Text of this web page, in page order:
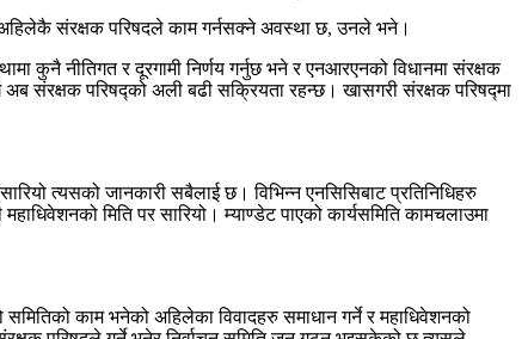
संरक्षक परिषदले काम गर्नसक्ने अवस्था छ, उनले भने।
कुनै नीतिगत र दूरगामी निर्णय गर्नुछ भने र एनआरएनको विधानमा संरक्षक
संरक्षक परिषद्को अली बढी सक्रियता रहन्छ। खासगरी संरक्षक परिषद्मा
त्यसको जानकारी सबैलाई छ। विभिन्न एनसिसिबाट प्रतिनिधिहरु
मिति पर सारियो। म्याण्डेट पाएको कार्यसमिति कामचलाउमा
समितिको काम भनेको अहिलेका विवादहरु समाधान गर्ने र महाधिवेशनको